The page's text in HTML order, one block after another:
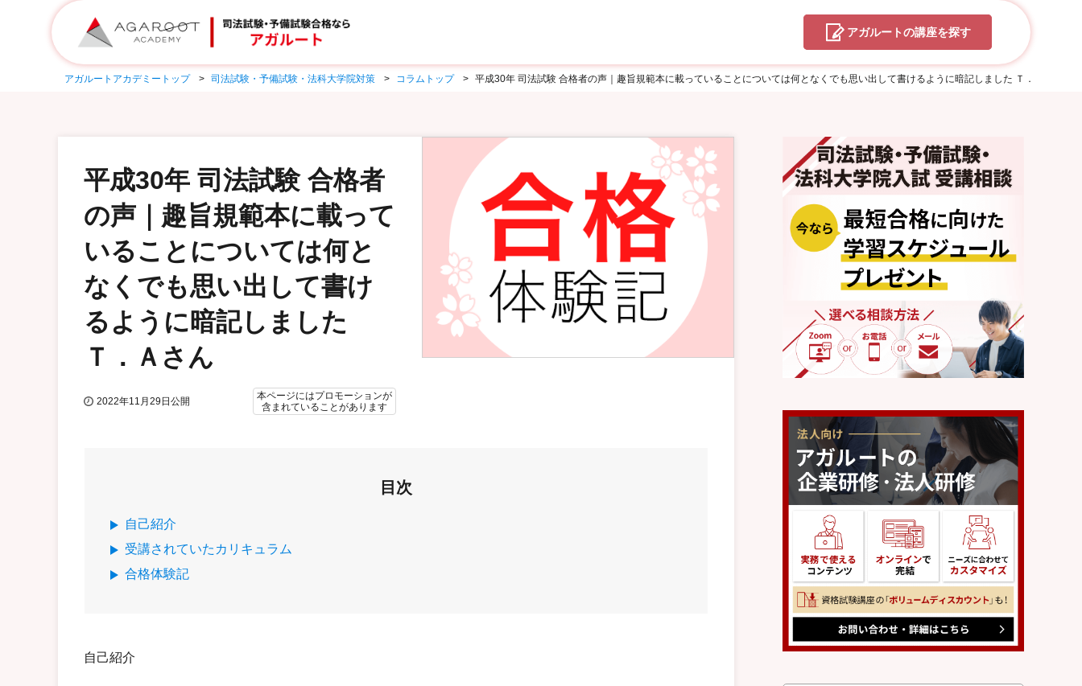
アガルートの講座を探す
アガルートアカデミートップ 司法試験・予備試験・法科大学院対策 コラムトップ 平成30年 司法試験 合格者の声｜趣旨規範本に載っていることについては何となくでも思い出して書けるように暗記しました Ｔ．Ａさん
平成30年 司法試験 合格者
の声｜趣旨規範本に載って
いることについては何と
なくでも思い出して書け
るように暗記しました
Ｔ．Ａさん
2022年11月29日公開
本ページにはプロモーションが
含まれていることがあります
目次
自己紹介
受講されていたカリキュラム
合格体験記
自己紹介